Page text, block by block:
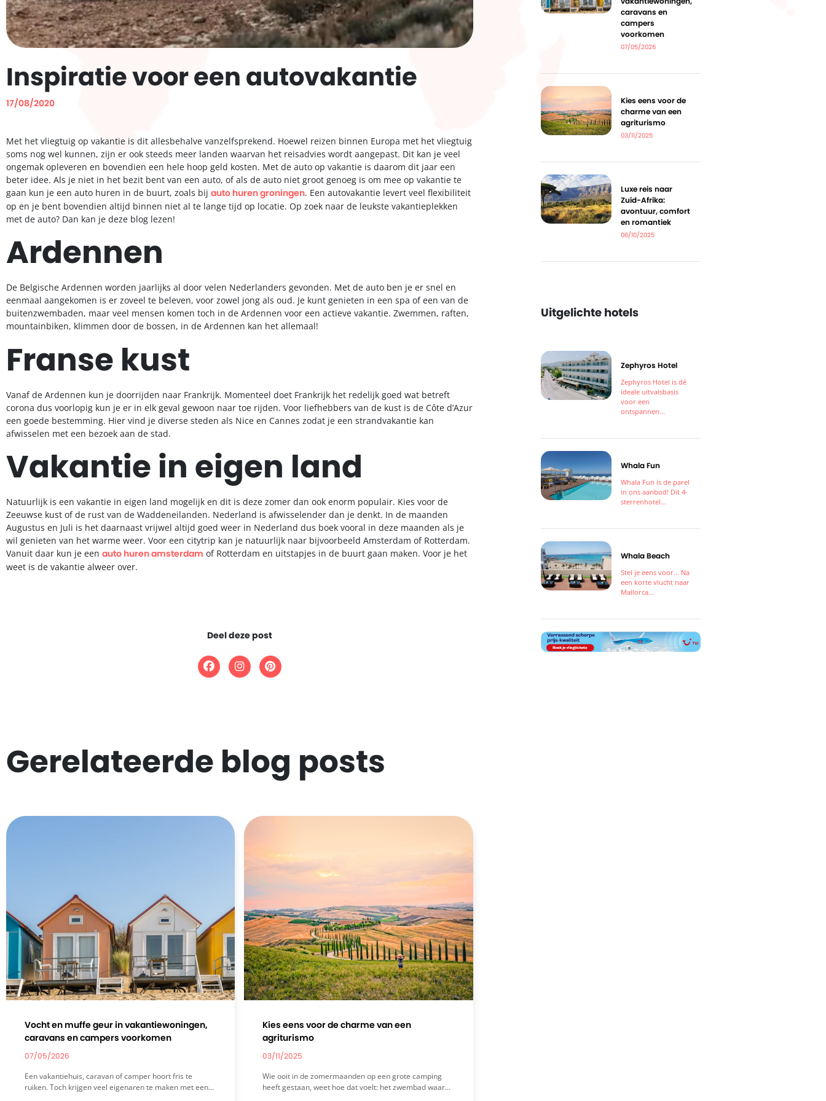
Inspiratie voor een autovakantie
17/08/2020
Met het vliegtuig op vakantie is dit allesbehalve vanzelfsprekend. Hoewel reizen binnen Europa met het vliegtuig
soms nog wel kunnen, zijn er ook steeds meer landen waarvan het reisadvies wordt aangepast. Dit kan je veel
ongemak opleveren en bovendien een hele hoop geld kosten. Met de auto op vakantie is daarom dit jaar een
beter idee. Als je niet in het bezit bent van een auto, of als de auto niet groot genoeg is om mee op vakantie te
gaan kun je een auto huren in de buurt, zoals bij auto huren groningen. Een autovakantie levert veel flexibiliteit
op en je bent bovendien altijd binnen niet al te lange tijd op locatie. Op zoek naar de leukste vakantieplekken
met de auto? Dan kan je deze blog lezen!
Ardennen
De Belgische Ardennen worden jaarlijks al door velen Nederlanders gevonden. Met de auto ben je er snel en
eenmaal aangekomen is er zoveel te beleven, voor zowel jong als oud. Je kunt genieten in een spa of een van de
buitenzwembaden, maar veel mensen komen toch in de Ardennen voor een actieve vakantie. Zwemmen, raften,
mountainbiken, klimmen door de bossen, in de Ardennen kan het allemaal!
Franse kust
Vanaf de Ardennen kun je doorrijden naar Frankrijk. Momenteel doet Frankrijk het redelijk goed wat betreft
corona dus voorlopig kun je er in elk geval gewoon naar toe rijden. Voor liefhebbers van de kust is de Côte d’Azur
een goede bestemming. Hier vind je diverse steden als Nice en Cannes zodat je een strandvakantie kan
afwisselen met een bezoek aan de stad.
Vakantie in eigen land
Natuurlijk is een vakantie in eigen land mogelijk en dit is deze zomer dan ook enorm populair. Kies voor de
Zeeuwse kust of de rust van de Waddeneilanden. Nederland is afwisselender dan je denkt. In de maanden
Augustus en Juli is het daarnaast vrijwel altijd goed weer in Nederland dus boek vooral in deze maanden als je
wil genieten van het warme weer. Voor een citytrip kan je natuurlijk naar bijvoorbeeld Amsterdam of Rotterdam.
Vanuit daar kun je een auto huren amsterdam of Rotterdam en uitstapjes in de buurt gaan maken. Voor je het
weet is de vakantie alweer over.
Deel deze post
Gerelateerde blog posts
Vocht en muffe geur in vakantiewoningen,
caravans en campers voorkomen
07/05/2026
Een vakantiehuis, caravan of camper hoort fris te
ruiken. Toch krijgen veel eigenaren te maken met een...
Kies eens voor de charme van een
agriturismo
03/11/2025
Wie ooit in de zomermaanden op een grote camping
heeft gestaan, weet hoe dat voelt: het zwembad waar...
caravans en
campers
voorkomen
07/05/2026
Kies eens voor de
charme van een
agriturismo
03/11/2025
Luxe reis naar
Zuid-Afrika:
avontuur, comfort
en romantiek
06/10/2025
Uitgelichte hotels
Zephyros Hotel
Zephyros Hotel is dé
ideale uitvalsbasis
voor een
ontspannen...
Whala Fun
Whala Fun is de parel
in ons aanbod! Dit 4-
sterrenhotel...
Whala Beach
Stel je eens voor... Na
een korte vlucht naar
Mallorca...